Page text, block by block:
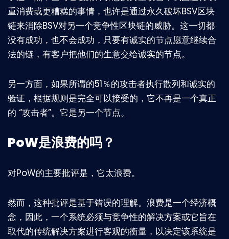
重消费或更糟糕的事情，也许是通过永久破坏BSV区块
链来消除BSV对另一个竞争性区块链的威胁。这一切都
没有成功，也不会成功，只要有诚实的节点愿意继续合
法的链，有客户把他们的生意交给诚实的节点。
另一方面，如果所谓的51％的攻击者执行散列和诚实的
验证，根据规则是完全可以接受的，它不再是一个真正
的 “攻击者”。它是另一个节点。
PoW是浪费的吗？
对PoW的主要批评是，它太浪费。
然而，这种批评是基于错误的理解。浪费是一个经济概
念，因此，一个系统必须与竞争性的解决方案或它旨在
取代的传统解决方案进行客观的衡量，以决定该系统是